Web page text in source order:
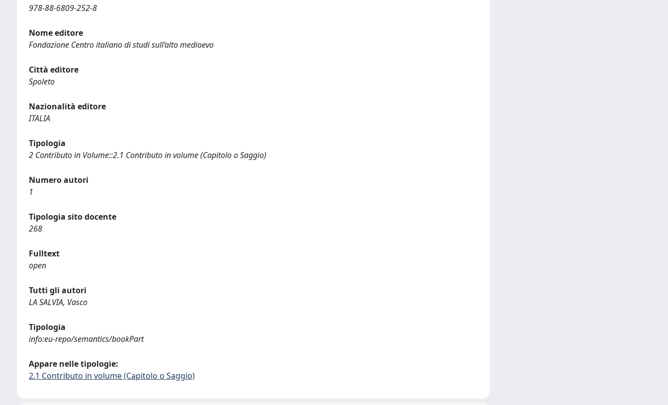
978-88-6809-252-8
Nome editore
Fondazione Centro italiano di studi sull’alto medioevo
Città editore
Spoleto
Nazionalità editore
ITALIA
Tipologia
2 Contributo in Volume::2.1 Contributo in volume (Capitolo o Saggio)
Numero autori
1
Tipologia sito docente
268
Fulltext
open
Tutti gli autori
LA SALVIA, Vasco
Tipologia
info:eu-repo/semantics/bookPart
Appare nelle tipologie:
2.1 Contributo in volume (Capitolo o Saggio)